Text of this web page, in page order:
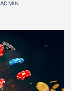
ADMIN